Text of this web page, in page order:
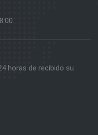
horas de recibido su